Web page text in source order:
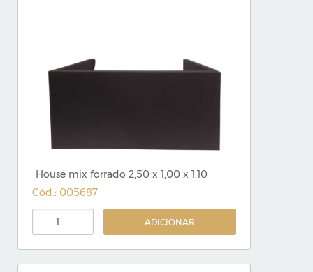
House mix forrado 2,50 x 1,00 x 1,10
Cód.: 005687
ADICIONAR